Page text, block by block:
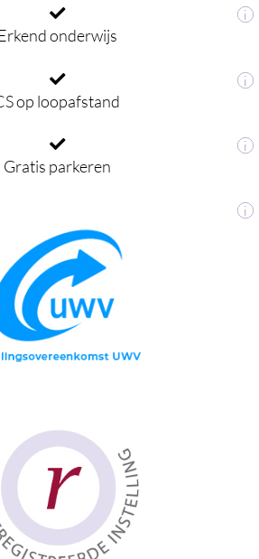
i
onderwijs
i
op loopafstand
i
Gratis parkeren
i